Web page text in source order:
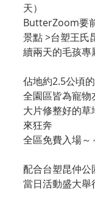
天）
ButterZoom要
景點 >台塑王氏
續兩天的毛孩專
佔地約2.5公頃
全園區皆為寵
大片修整好的
來狂奔
全區免費入場～
配合台塑昆仲
當日活動盛大舉